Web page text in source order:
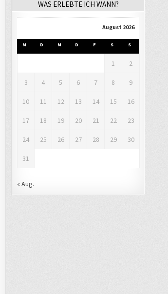
WAS ERLEBTE ICH WANN?
August 2026
M D M D F S S
1 2
3 4 5 6 7 8 9
10 11 12 13 14 15 16
17 18 19 20 21 22 23
24 25 26 27 28 29 30
31
« Aug.